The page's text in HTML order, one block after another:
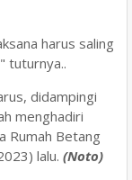
harus saling
tuturnya..
didampingi
menghadiri
Rumah Betang
lalu. (Noto)